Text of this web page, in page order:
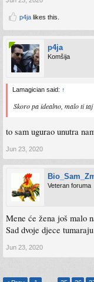
p4ja likes this.
p4ja
Komšija
Lamagician said: ↑
Skoro pa idealno, malo ti
to sam ugurao unutra
Jun 23, 2020
Veteran foruma
Mene će žena još malo
Sad dvoje djece
Jun 23, 2020